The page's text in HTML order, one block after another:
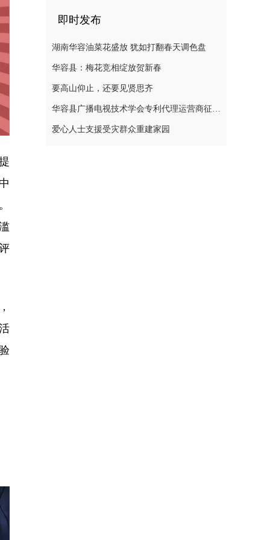
即时发布
湖南华容油菜花盛放 犹如打翻春天调色盘
华容县：梅花竞相绽放贺新春
要高山仰止，还要见贤思齐
华容县广播电视技术学会专利代理运营商征集公告
爱心人士支援受灾群众重建家园